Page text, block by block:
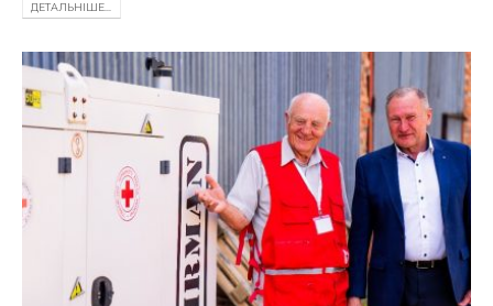
ДЕТАЛЬНIШЕ...